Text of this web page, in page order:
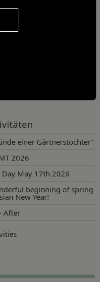
einer Gärtnerstochter”
2026
May 17th 2026
beginning of spring
New Year!
After